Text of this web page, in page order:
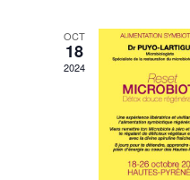
OCT
18
2024